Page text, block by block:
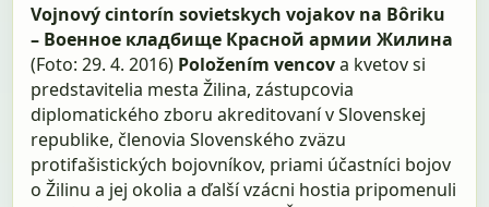
Vojnový cintorín sovietskych vojakov na Bôriku
– Военное кладбище Красной армии Жилина
(Foto: 29. 4. 2016) Položením vencova kvetov si
predstavitelia mesta Žilina, zástupcovia
diplomatického zboru akreditovaní v Slovenskej
republike, členovia Slovenského zväzu
protifašistických bojovníkov, priami účastníci bojov
o Žilinu a jej okolia a ďalší vzácni hostia pripomenuli